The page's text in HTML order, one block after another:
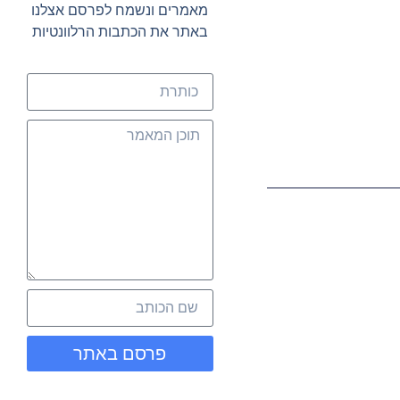
מאמרים ונשמח לפרסם אצלנו
באתר את הכתבות הרלוונטיות
פרסם באתר